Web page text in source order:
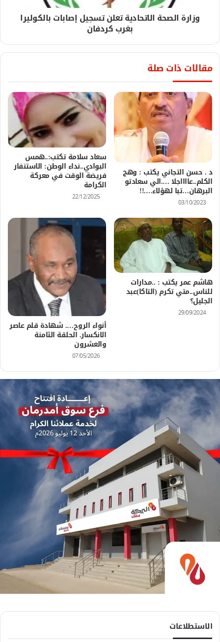
وزارة الصحة الاتحادية تعلن تسجيل إصابات بالكوليرا
بغرب كردفان
مقالات ذات صلة
د . حسن التجاني يكتب : وهج
الكلم..عااااجلا ….الي سعادتو
البرهان…تبا لهؤلاء….!!
03/10/2023
سعاد سلامة تكتب:..همس
البوادي..نداء الوطن: الاستنفار
فريضة الوقت في معركة
الكرامة
22/12/2025
هاشم عمر يكتب : ..مدارات
للناس..متي تكرم (التاكا)عبد
الجليل؟
29/09/2024
أنواء الروح…. شهادة قلم عاصر
الانكسار. الحلقة الثامنة
والعشرون
07/05/2026
الاستطلاعات